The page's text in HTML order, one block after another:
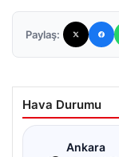
Paylaş:
Hava Durumu
Ankara